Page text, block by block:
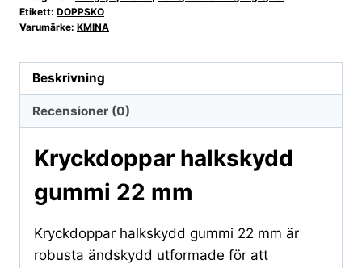
Etikett: DOPPSKO
Varumärke: KMINA
Beskrivning
Recensioner (0)
Kryckdoppar halkskydd
gummi 22 mm
Kryckdoppar halkskydd gummi 22 mm är
robusta ändskydd utformade för att